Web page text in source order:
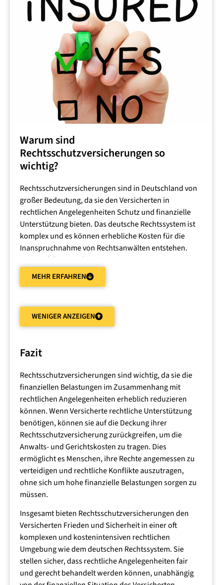
Warum sind
Rechtsschutzversicherungen so
wichtig?
Rechtsschutzversicherungen sind in Deutschland von
großer Bedeutung, da sie den Versicherten in
rechtlichen Angelegenheiten Schutz und finanzielle
Unterstützung bieten. Das deutsche Rechtssystem ist
komplex und es können erhebliche Kosten für die
Inanspruchnahme von Rechtsanwälten entstehen.
Hier sind die Gründe, warum
Rechtsschutzversicherungen wichtig sind:
Komplexität des deutschen Rechtssystems
Das deutsche Rechtssystem ist äußerst komplex und
Strafrecht, Arbeitsrecht, Mietrecht und mehr. Jedes
Vorschriften. Die meisten Menschen haben
Schwierigkeiten, sich in diesem komplexen System
zurechtzufinden, und benötigen daher rechtliche
Beratung und Vertretung.
Hohe Anwaltskosten
Die Inanspruchnahme eines Rechtsanwalts in
Deutschland kann mit erheblichen Kosten verbunden
sein. Die Gebühren für Rechtsanwälte sind im
RVG sieht Gebühren vor, die sich nach dem Streitwert
richten. Je höher der Streitwert, desto höher sind die
Anwaltskosten. Rechtsanwälte dürfen grundsätzlich
nicht prozentual am Streitwert beteiligt werden,
sondern müssen nach dem RVG abrechnen.
MEHR ERFAHREN
WENIGER ANZEIGEN
Fazit
Rechtsschutzversicherungen sind wichtig, da sie die
finanziellen Belastungen im Zusammenhang mit
rechtlichen Angelegenheiten erheblich reduzieren
können. Wenn Versicherte rechtliche Unterstützung
benötigen, können sie auf die Deckung ihrer
Rechtsschutzversicherung zurückgreifen, um die
Anwalts- und Gerichtskosten zu tragen. Dies
ermöglicht es Menschen, ihre Rechte angemessen zu
verteidigen und rechtliche Konflikte auszutragen,
ohne sich um hohe finanzielle Belastungen sorgen zu
müssen.
Insgesamt bieten Rechtsschutzversicherungen den
Versicherten Frieden und Sicherheit in einer oft
komplexen und kostenintensiven rechtlichen
Umgebung wie dem deutschen Rechtssystem. Sie
stellen sicher, dass rechtliche Angelegenheiten fair
und gerecht behandelt werden können, unabhängig